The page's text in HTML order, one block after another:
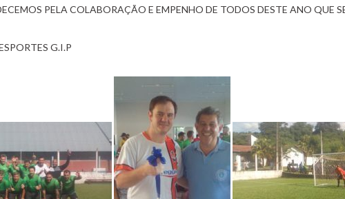
PELA COLABORAÇÃO E EMPENHO DE TODOS DESTE ANO QUE
G.I.P